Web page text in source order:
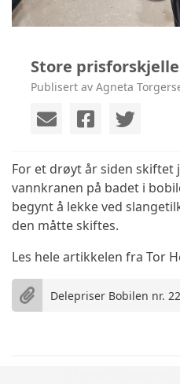
Store
Publisert av Agneta
For et drøyt år siden skiftet
vannkranen på badet i
begynt å lekke ved
den måtte skiftes.
Les hele artikkelen fra Tor
Delepriser Bobilen nr.